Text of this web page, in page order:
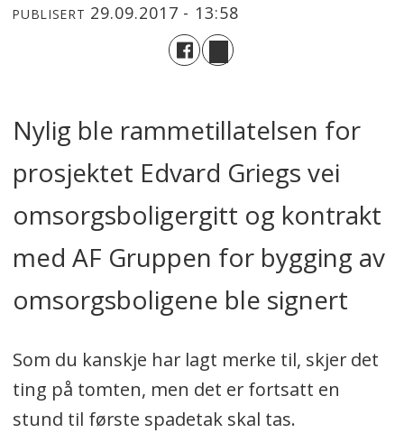
PUBLISERT 29.09.2017 - 13:58
Nylig ble rammetillatelsen for
prosjektet Edvard Griegs vei
omsorgsboligergitt og kontrakt
med AF Gruppen for bygging av
omsorgsboligene ble signert
Som du kanskje har lagt merke til, skjer det
ting på tomten, men det er fortsatt en
stund til første spadetak skal tas.